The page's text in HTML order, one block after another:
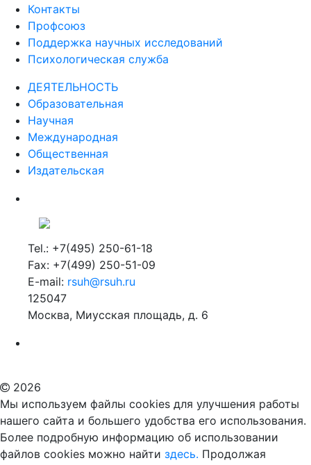
Контакты
Профсоюз
Поддержка научных исследований
Психологическая служба
ДЕЯТЕЛЬНОСТЬ
Образовательная
Научная
Международная
Общественная
Издательская
Tel.: +7(495) 250-61-18
Fax: +7(499) 250-51-09
E-mail: rsuh@rsuh.ru
125047
Москва, Миусская площадь, д. 6
2026
Мы используем файлы cookies для улучшения работы
нашего сайта и большего удобства его использования.
Более подробную информацию об использовании
файлов cookies можно найти здесь. Продолжая